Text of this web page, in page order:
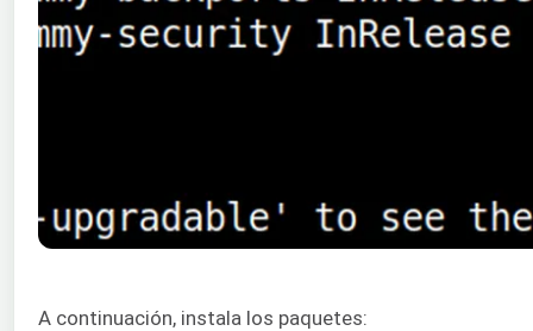
A continuación, instala los paquetes: